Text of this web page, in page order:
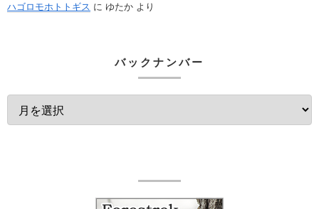
ハゴロモホトトギス に ゆたか より
バックナンバー